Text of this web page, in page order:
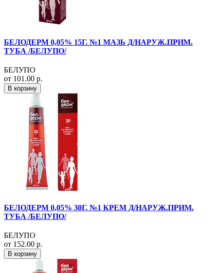
БЕЛОДЕРМ 0,05% 15Г. №1 МАЗЬ Д/НАРУЖ.ПРИМ.
ТУБА /БЕЛУПО/
БЕЛУПО
от 101.00 р.
В корзину
БЕЛОДЕРМ 0,05% 30Г. №1 КРЕМ Д/НАРУЖ.ПРИМ.
ТУБА /БЕЛУПО/
БЕЛУПО
от 152.00 р.
В корзину